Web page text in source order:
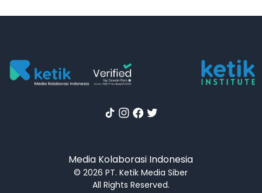
Media Kolaborasi Indonesia
© 2026 PT. Ketik Media Siber
All Rights Reserved.